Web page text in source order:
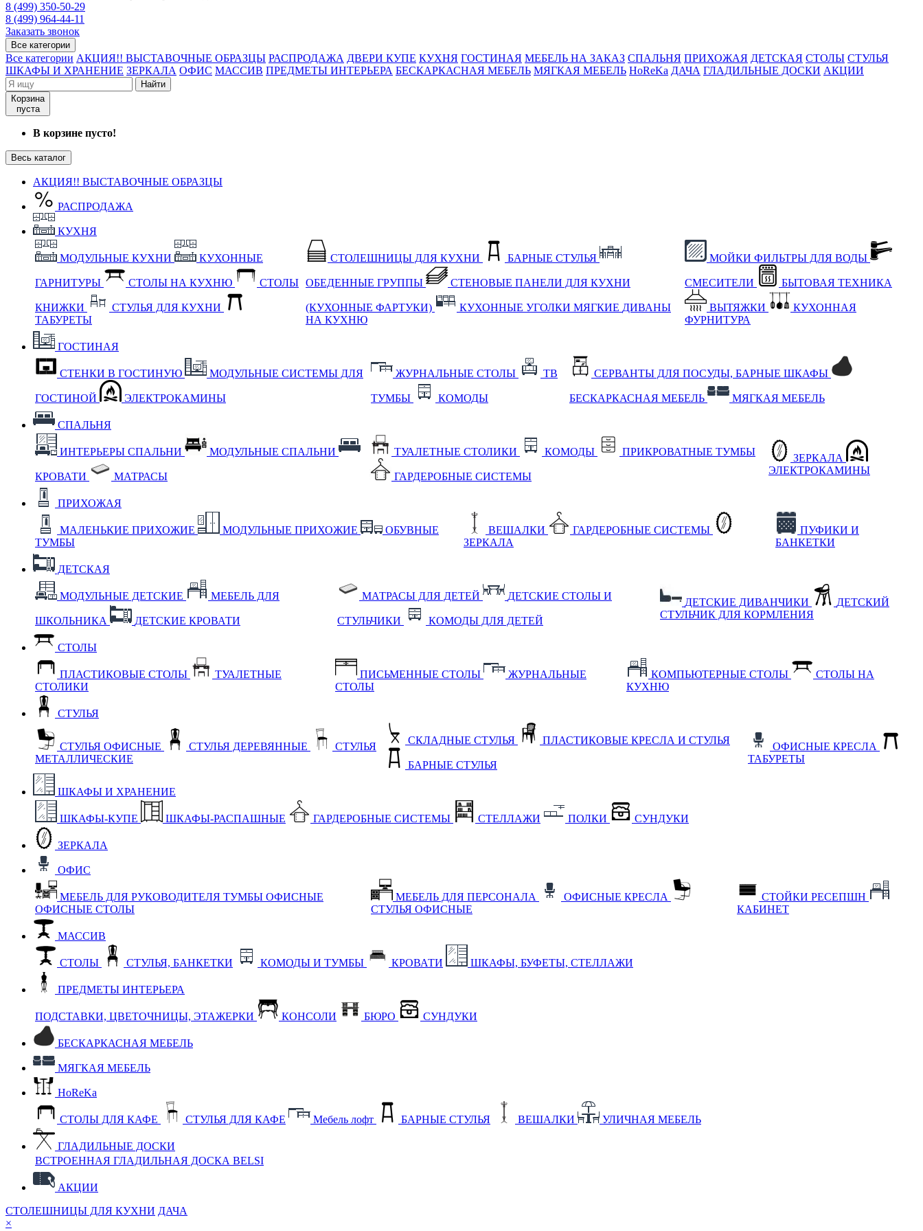
8 (499) 350-50-29
8 (499) 964-44-11
Заказать звонок
Все категории
Все категории АКЦИЯ!! ВЫСТАВОЧНЫЕ ОБРАЗЦЫ РАСПРОДАЖА ДВЕРИ КУПЕ КУХНЯ ГОСТИНАЯ МЕБЕЛЬ НА ЗАКАЗ СПАЛЬНЯ ПРИХОЖАЯ ДЕТСКАЯ СТОЛЫ СТУЛЬЯ
ШКАФЫ И ХРАНЕНИЕ ЗЕРКАЛА ОФИС МАССИВ ПРЕДМЕТЫ ИНТЕРЬЕРА БЕСКАРКАСНАЯ МЕБЕЛЬ МЯГКАЯ МЕБЕЛЬ HoReKa ДАЧА ГЛАДИЛЬНЫЕ ДОСКИ АКЦИИ
Найти
Корзина
пуста
В корзине пусто!
Весь каталог
АКЦИЯ!! ВЫСТАВОЧНЫЕ ОБРАЗЦЫ
РАСПРОДАЖА
КУХНЯ
МОДУЛЬНЫЕ КУХНИ КУХОННЫЕ
ГАРНИТУРЫ СТОЛЫ НА КУХНЮ СТОЛЫ
КНИЖКИ
СТУЛЬЯ ДЛЯ КУХНИ
ТАБУРЕТЫ
СТОЛЕШНИЦЫ ДЛЯ КУХНИ БАРНЫЕ СТУЛЬЯ
ОБЕДЕННЫЕ ГРУППЫ СТЕНОВЫЕ ПАНЕЛИ ДЛЯ КУХНИ
(КУХОННЫЕ ФАРТУКИ) КУХОННЫЕ УГОЛКИ МЯГКИЕ ДИВАНЫ
НА КУХНЮ
МОЙКИ ФИЛЬТРЫ ДЛЯ ВОДЫ
СМЕСИТЕЛИ БЫТОВАЯ ТЕХНИКА
ВЫТЯЖКИ
КУХОННАЯ
ФУРНИТУРА
ГОСТИНАЯ
СТЕНКИ В ГОСТИНУЮ МОДУЛЬНЫЕ СИСТЕМЫ ДЛЯ
ГОСТИНОЙ ЭЛЕКТРОКАМИНЫ
ЖУРНАЛЬНЫЕ СТОЛЫ ТВ
ТУМБЫ КОМОДЫ
СЕРВАНТЫ ДЛЯ ПОСУДЫ, БАРНЫЕ ШКАФЫ
БЕСКАРКАСНАЯ МЕБЕЛЬ МЯГКАЯ МЕБЕЛЬ
СПАЛЬНЯ
ИНТЕРЬЕРЫ СПАЛЬНИ МОДУЛЬНЫЕ СПАЛЬНИ
КРОВАТИ МАТРАСЫ
ТУАЛЕТНЫЕ СТОЛИКИ КОМОДЫ ПРИКРОВАТНЫЕ ТУМБЫ
ГАРДЕРОБНЫЕ СИСТЕМЫ
ЗЕРКАЛА
ЭЛЕКТРОКАМИНЫ
ПРИХОЖАЯ
МАЛЕНЬКИЕ ПРИХОЖИЕ МОДУЛЬНЫЕ ПРИХОЖИЕ
ОБУВНЫЕ
ТУМБЫ
ВЕШАЛКИ
ГАРДЕРОБНЫЕ СИСТЕМЫ
ЗЕРКАЛА
ПУФИКИ И
БАНКЕТКИ
ДЕТСКАЯ
МОДУЛЬНЫЕ ДЕТСКИЕ МЕБЕЛЬ ДЛЯ
ШКОЛЬНИКА ДЕТСКИЕ КРОВАТИ
МАТРАСЫ ДЛЯ ДЕТЕЙ ДЕТСКИЕ СТОЛЫ И
СТУЛЬЧИКИ КОМОДЫ ДЛЯ ДЕТЕЙ
ДЕТСКИЕ ДИВАНЧИКИ
ДЕТСКИЙ
СТУЛЬЧИК ДЛЯ КОРМЛЕНИЯ
СТОЛЫ
ПЛАСТИКОВЫЕ СТОЛЫ
ТУАЛЕТНЫЕ
СТОЛИКИ
ПИСЬМЕННЫЕ СТОЛЫ
ЖУРНАЛЬНЫЕ
СТОЛЫ
КОМПЬЮТЕРНЫЕ СТОЛЫ
СТОЛЫ НА
КУХНЮ
СТУЛЬЯ
СТУЛЬЯ ОФИСНЫЕ СТУЛЬЯ ДЕРЕВЯННЫЕ
СТУЛЬЯ
МЕТАЛЛИЧЕСКИЕ
СКЛАДНЫЕ СТУЛЬЯ ПЛАСТИКОВЫЕ КРЕСЛА И СТУЛЬЯ
БАРНЫЕ СТУЛЬЯ
ОФИСНЫЕ КРЕСЛА
ТАБУРЕТЫ
ШКАФЫ И ХРАНЕНИЕ
ШКАФЫ-КУПЕ ШКАФЫ-РАСПАШНЫЕ ГАРДЕРОБНЫЕ СИСТЕМЫ СТЕЛЛАЖИ ПОЛКИ СУНДУКИ
ЗЕРКАЛА
ОФИС
МЕБЕЛЬ ДЛЯ РУКОВОДИТЕЛЯ ТУМБЫ ОФИСНЫЕ
ОФИСНЫЕ СТОЛЫ
МЕБЕЛЬ ДЛЯ ПЕРСОНАЛА
ОФИСНЫЕ КРЕСЛА
СТУЛЬЯ ОФИСНЫЕ
СТОЙКИ РЕСЕПШН
КАБИНЕТ
МАССИВ
СТОЛЫ СТУЛЬЯ, БАНКЕТКИ КОМОДЫ И ТУМБЫ КРОВАТИ ШКАФЫ, БУФЕТЫ, СТЕЛЛАЖИ
ПРЕДМЕТЫ ИНТЕРЬЕРА
ПОДСТАВКИ, ЦВЕТОЧНИЦЫ, ЭТАЖЕРКИ КОНСОЛИ БЮРО СУНДУКИ
БЕСКАРКАСНАЯ МЕБЕЛЬ
МЯГКАЯ МЕБЕЛЬ
HoReKa
СТОЛЫ ДЛЯ КАФЕ СТУЛЬЯ ДЛЯ КАФЕ Мебель лофт БАРНЫЕ СТУЛЬЯ ВЕШАЛКИ УЛИЧНАЯ МЕБЕЛЬ
ГЛАДИЛЬНЫЕ ДОСКИ
ВСТРОЕННАЯ ГЛАДИЛЬНАЯ ДОСКА BELSI
АКЦИИ
СТОЛЕШНИЦЫ ДЛЯ КУХНИ ДАЧА
×